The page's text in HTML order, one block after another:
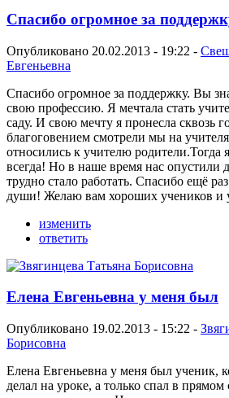
Спасибо огромное за
Опубликовано 20.02.2013 - 19:22 -
Евгеньевна
Спасибо огромное за поддержку. Вы
свою профессию. Я мечтала стать
саду. И свою мечту я пронесла сквозь
благоговением смотрели мы на
относились к учителю родители.Тогда
всегда! Но в наше время нас опустили
трудно стало работать. Спасибо ещё
души! Желаю вам хороших учеников и
изменить
ответить
Елена Евгеньевна у меня был
Опубликовано 19.02.2013 - 15:22 -
Борисовна
Елена Евгеньевна у меня был ученик,
делал на уроке, а только спал в